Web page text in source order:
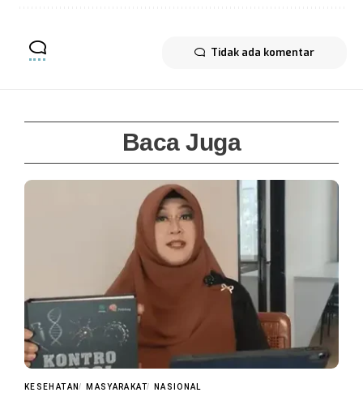
Tidak ada komentar
Baca Juga
KESEHATAN MASYARAKAT NASIONAL